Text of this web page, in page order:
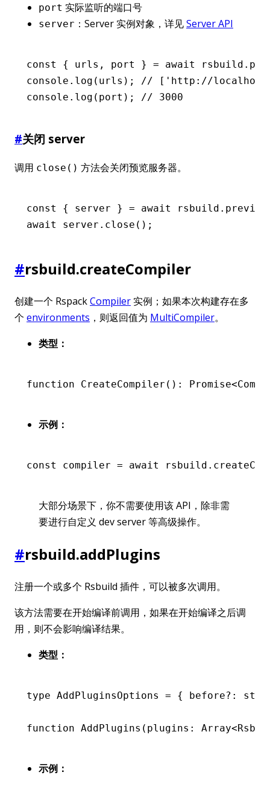
port 实际监听的端口号
server ：Server 实例对象，详见Server API
const { urls , port } = await rsbuild
console .log (urls); // ['http://
console .log (port); // 3000
#关闭 server
调用 close() 方法会关闭预览服务器。
const { server } = await rsbuild .preview
await
server .close ();
#rsbuild.createCompiler
创建一个 RspackCompiler 实例；如果本次构建存在多
个 environments ，则返回值为 MultiCompiler。
类型：
function CreateCompiler () : Promise<
示例：
const compiler = await rsbuild
大部分场景下，你不需要使用该 API，除非需
要进行自定义 dev server 等高级操作。
#rsbuild.addPlugins
注册一个或多个 Rsbuild 插件，可以被多次调用。
该方法需要在开始编译前调用，如果在开始编译之后调
用，则不会影响编译结果。
类型：
type AddPluginsOptions = { before?:
function AddPlugins (plugins : Array<
示例：